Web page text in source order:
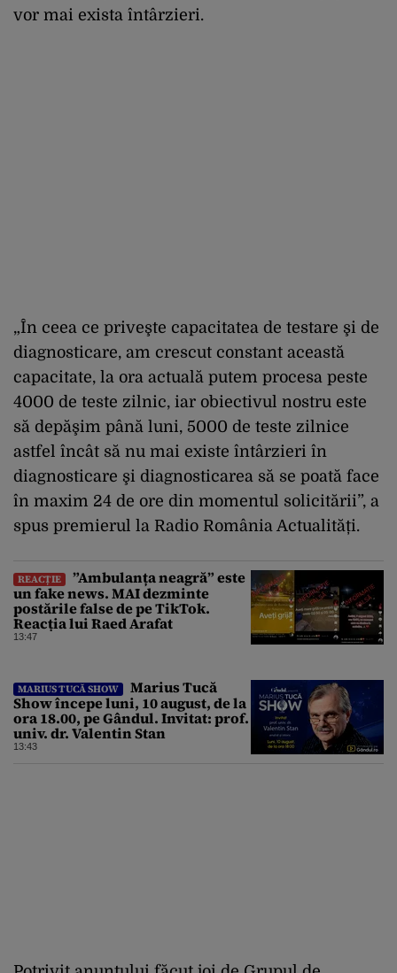
vor mai exista întârzieri.
„În ceea ce priveşte capacitatea de testare şi de
diagnosticare, am crescut constant această
capacitate, la ora actuală putem procesa peste
4000 de teste zilnic, iar obiectivul nostru este
să depăşim până luni, 5000 de teste zilnice
astfel încât să nu mai existe întârzieri în
diagnosticare şi diagnosticarea să se poată face
în maxim 24 de ore din momentul solicitării”, a
spus premierul la Radio România Actualități.
REACȚIE
”Ambulanța neagră” este
un fake news. MAI dezminte
postările false de pe TikTok.
Reacția lui Raed Arafat
13:47
MARIUS TUCĂ SHOW
Marius Tucă
Show începe luni, 10 august, de la
ora 18.00, pe Gândul. Invitat: prof.
univ. dr. Valentin Stan
13:43